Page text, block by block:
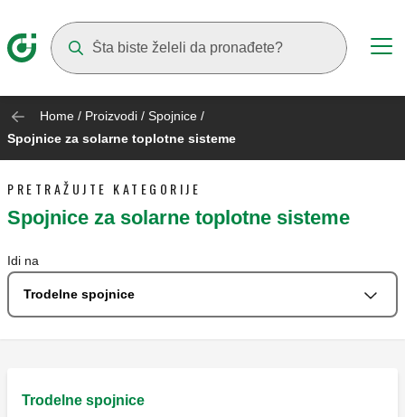
Home / Proizvodi / Spojnice /
Spojnice za solarne toplotne sisteme
PRETRAŽUJTE KATEGORIJE
Spojnice za solarne toplotne sisteme
Idi na
Trodelne spojnice
Trodelne spojnice